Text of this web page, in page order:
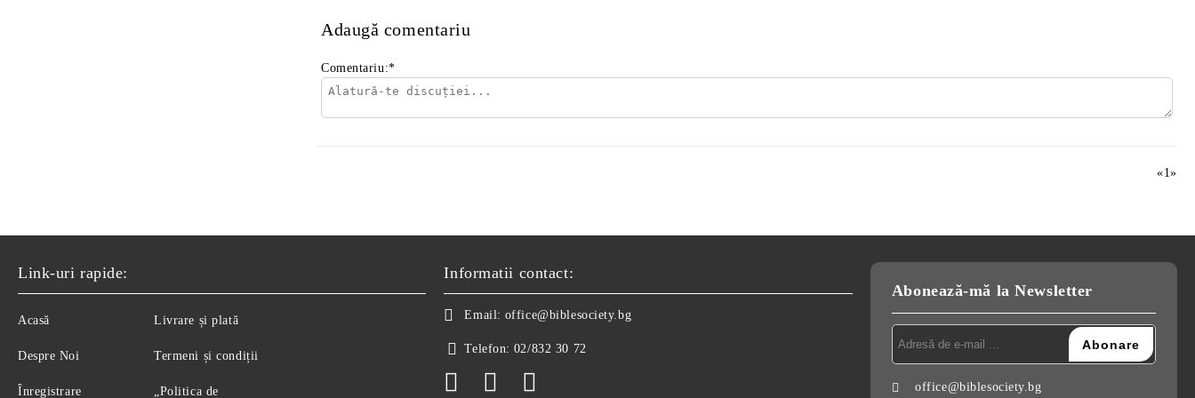
Adaugă comentariu
Comentariu:*
«1»
Link-uri rapide:
Acasă
Despre Noi
Înregistrare
Livrare și plată
Termeni și condiții
„Politica de
Informatii contact:
Email: office@biblesociety.bg
Telefon: 02/832 30 72
Abonează-mă la Newsletter
office@biblesociety.bg